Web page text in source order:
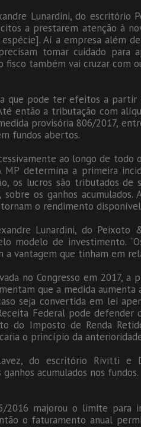
Lunardini, do escritório
a prestarem atenção à
Aí a empresa além
tomar cuidado para
também vai cruzar com
que pode ter efeitos a partir
então a tributação com
provisória 806/2017,
fundos abertos.
ao longo de todo
MP determina a primeira
os lucros são tributados de
os ganhos acumulados.
o rendimento
Lunardini, do Peixoto
modelo de investimento.
vantagem que tinham em
no Congresso em 2017, a
que a medida
seja convertida em lei
Federal pode defender
do Imposto de Renda
o princípio da
do escritório Rivitti e
acumulados nos fundos.
2016 majorou o limite para
o faturamento anual